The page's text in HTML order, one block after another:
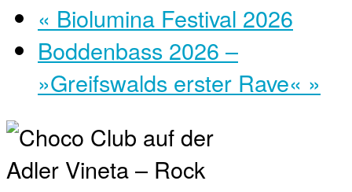
« Biolumina Festival 2026
Boddenbass 2026 –
»Greifswalds erster Rave« »